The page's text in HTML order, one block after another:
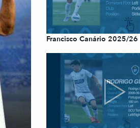
Francisco Canário 2025/26